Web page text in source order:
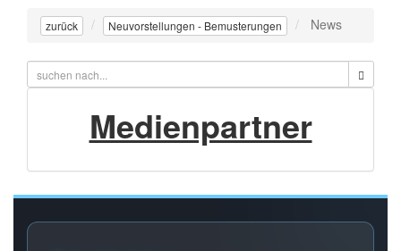
zurück Neuvorstellungen - Bemusterungen News
Medienpartner